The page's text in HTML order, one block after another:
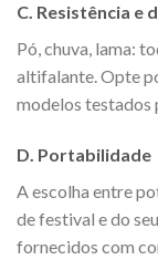
C. Resistência e
Pó, chuva, lama:
altifalante. Opte
modelos testados
D. Portabilidade
A escolha entre
de festival e do
fornecidos com